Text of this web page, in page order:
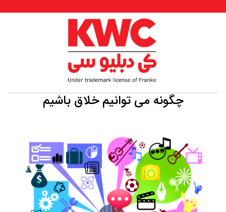
چگونه می توانیم خلاق باشیم